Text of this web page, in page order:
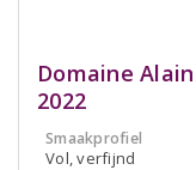
Domaine
2022
Smaakprofiel
Vol, verfijnd